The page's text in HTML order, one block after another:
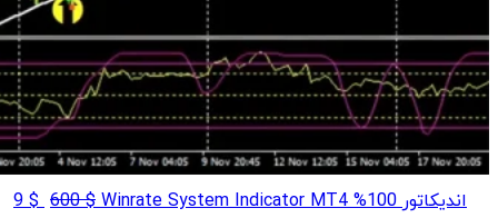
اندیکاتور 100% Winrate System Indicator MT4 $
600
$
9